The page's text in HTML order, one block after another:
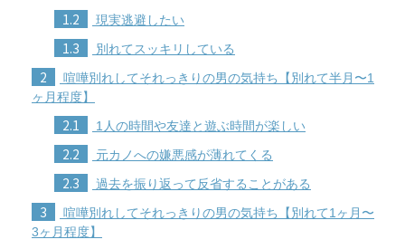
1.2 現実逃避したい
1.3 別れてスッキリしている
2
喧嘩別れしてそれっきりの男の気持ち【別れて半月〜1
ヶ月程度】
2.1 1人の時間や友達と遊ぶ時間が楽しい
2.2 元カノへの嫌悪感が薄れてくる
2.3 過去を振り返って反省することがある
3
喧嘩別れしてそれっきりの男の気持ち【別れて1ヶ月〜
3ヶ月程度】